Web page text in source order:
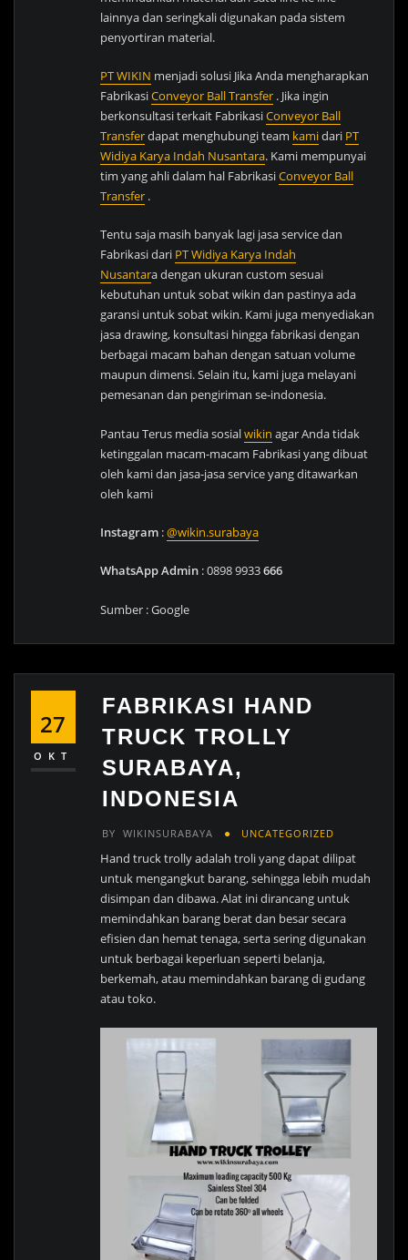
lainnya dan seringkali digunakan pada sistem
penyortiran material.
PT WIKIN menjadi solusi Jika Anda mengharapkan
FabrikasiConveyor Ball Transfer . Jika ingin
berkonsultasi terkait FabrikasiConveyor Ball
Transferdapat menghubungi team kamidari PT
Widiya Karya Indah Nusantara. Kami mempunyai
tim yang ahli dalam hal FabrikasiConveyor Ball
Transfer .
Tentu saja masih banyak lagi jasa service dan
Fabrikasi dari PT Widiya Karya Indah
Nusantara dengan ukuran custom sesuai
kebutuhan untuk sobat wikin dan pastinya ada
garansi untuk sobat wikin. Kami juga menyediakan
jasa drawing, konsultasi hingga fabrikasi dengan
berbagai macam bahan dengan satuan volume
maupun dimensi. Selain itu, kami juga melayani
pemesanan dan pengiriman se-indonesia.
Pantau Terus media sosialwikin agar Anda tidak
ketinggalan macam-macam Fabrikasi yang dibuat
oleh kami dan jasa-jasa service yang ditawarkan
oleh kami
Instagram :@wikin.surabaya
WhatsApp Admin : 0898 9933666
Sumber : Google
27
OKT
FABRIKASI HAND
TRUCK TROLLY
SURABAYA,
INDONESIA
BY WIKINSURABAYA UNCATEGORIZED
Hand truck trolly adalah troli yang dapat dilipat
untuk mengangkut barang, sehingga lebih mudah
disimpan dan dibawa. Alat ini dirancang untuk
memindahkan barang berat dan besar secara
efisien dan hemat tenaga, serta sering digunakan
untuk berbagai keperluan seperti belanja,
berkemah, atau memindahkan barang di gudang
atau toko.